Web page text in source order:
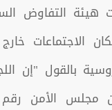
التفاوض
الاجتماعات
بالقول "إن